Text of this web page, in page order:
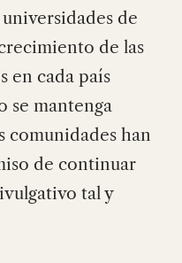
de
de las
en cada país
se mantenga
comunidades han
de continuar
tal y